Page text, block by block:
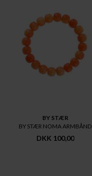
BY STÆR
BY STÆR NOMA ARMBÅND
DKK 100,00